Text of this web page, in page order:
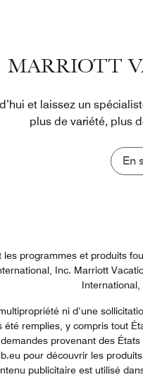
MARRIOTT
et laissez un
plus de variété, plus
En
programmes et produits
Inc. Marriott
ni d’une
été remplies, y compris tout
provenant des
pour découvrir les
publicitaire est utilisé